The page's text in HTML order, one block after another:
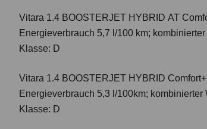
Vitara 1.4 BOOSTERJET HYBRID AT
Energieverbrauch 5,7 l/100 km;
Klasse: D
Vitara 1.4 BOOSTERJET HYBRID Comfort+
Energieverbrauch 5,3 l/100km; kombinierter
Klasse: D